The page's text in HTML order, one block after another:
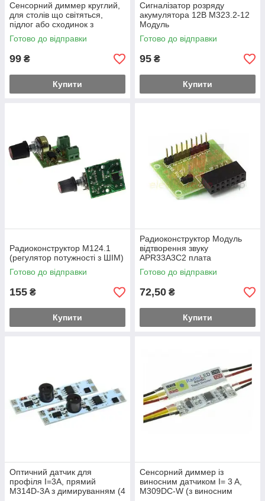
Сенсорний диммер круглий,
для столів що світяться,
підлог або сходинок з
підсвічуванням HY18037C-M
Готово до відправки
99 ₴
Купити
Сигналізатор розряду
акумулятора 12В M323.2-12
Модуль
Готово до відправки
95 ₴
Купити
Радиоконструктор M124.1
(регулятор потужності з ШІМ)
Готово до відправки
155 ₴
Купити
Радиоконструктор Модуль
відтворення звуку
APR33A3C2 плата
управління M280B.1
Готово до відправки
72,50 ₴
Купити
Оптичний датчик для
профіля I=3A, прямий
M314D-3A з димируванням (4
Сенсорний диммер із
виносним датчиком I= 3 A,
M309DC-W (з виносним